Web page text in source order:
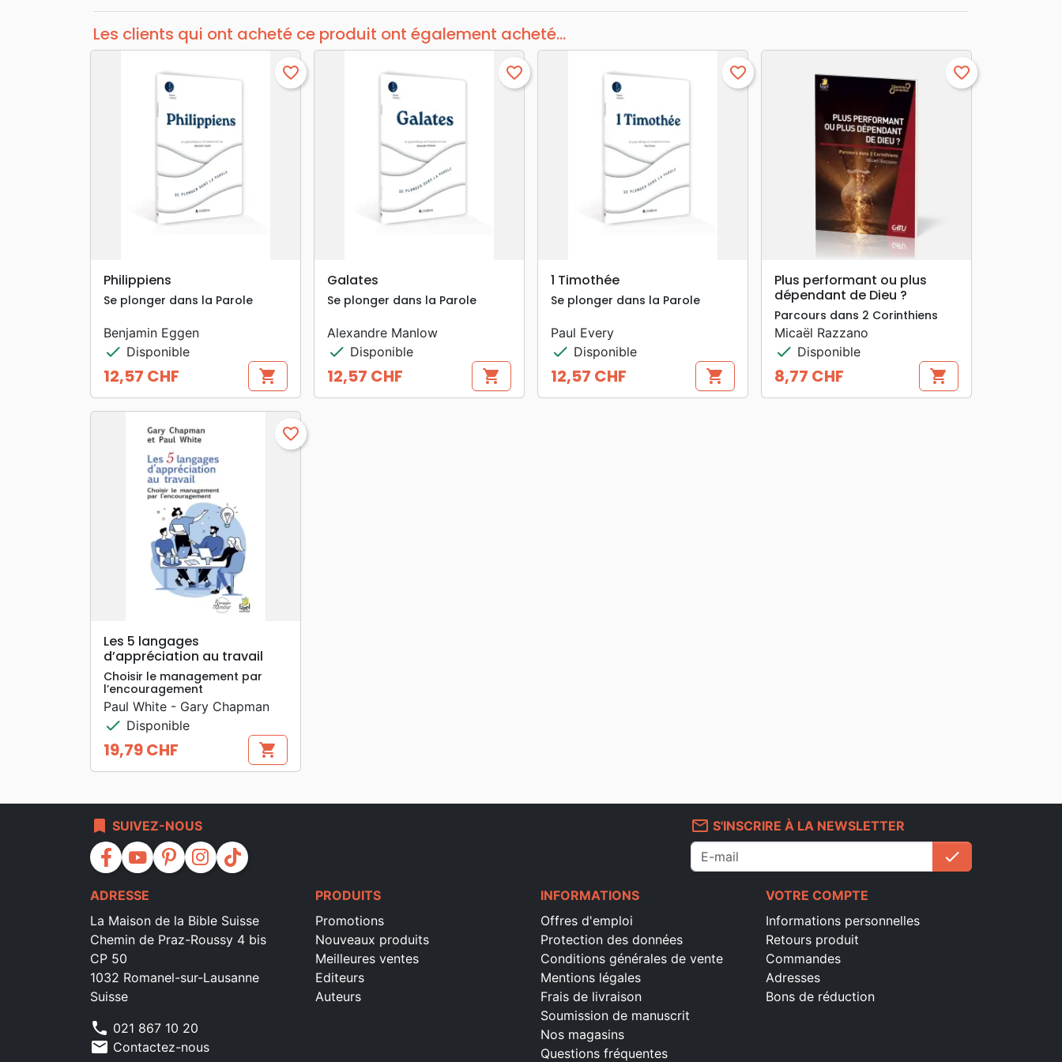
Les clients qui ont acheté ce produit ont également acheté...
search
favorite_border
Philippiens
Se plonger dans la Parole
Benjamin Eggen
check Disponible
Prix
12,57 CHF shopping_cart
search
favorite_border
Galates
Se plonger dans la Parole
Alexandre Manlow
check Disponible
Prix
12,57 CHF shopping_cart
search APERÇU RAPIDE
favorite_border
1 Timothée
Se plonger dans la Parole
Paul Every
check Disponible
Prix
12,57 CHF shopping_cart
searchAPERÇU RAPIDE
favorite_border
Plus performant ou plus
dépendant de Dieu ?
Parcours dans 2 Corinthiens
Micaël Razzano
check Disponible
Prix
8,77 CHF shopping_cart
search
favorite_border
Les 5 langages
d’appréciation au travail
Choisir le management par
l’encouragement
Paul White - Gary Chapman
check Disponible
Prix
19,79 CHF shopping_cart
bookmark SUIVEZ-NOUS
facebook youtube pinterest instagram tiktok
mail_outline S'INSCRIRE À LA NEWSLETTER
check
ADRESSE
La Maison de la Bible Suisse
Chemin de Praz-Roussy 4 bis
CP 50
1032 Romanel-sur-Lausanne
Suisse
phone 021 867 10 20
mail Contactez-nous
PRODUITS
Promotions
Nouveaux produits
Meilleures ventes
Editeurs
Auteurs
INFORMATIONS
Offres d'emploi
Protection des données
Conditions générales de vente
Mentions légales
Frais de livraison
Soumission de manuscrit
Nos magasins
Questions fréquentes
VOTRE COMPTE
Informations personnelles
Retours produit
Commandes
Adresses
Bons de réduction